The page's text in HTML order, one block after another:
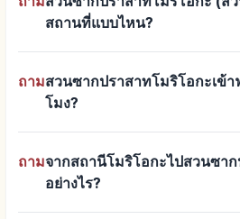
สถานที่แบบไหน?
ถามสวนซากปราสาทโมริโอกะเข้า
โมง?
ถามจากสถานีโมริโอกะไปสวนซา
อย่างไร?